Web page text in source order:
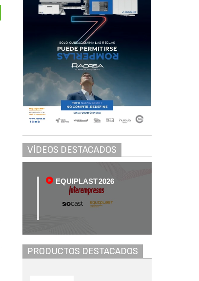
VÍDEOS DESTACADOS
EQUIPLAST 2026
PRODUCTOS DESTACADOS